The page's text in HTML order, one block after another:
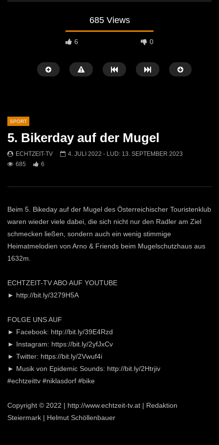
685 Views
6 0
Später Ansehen
60 Jahre FC Kammern – Ein Jubiläum
ECHTZEIT-TV
29. JUNI 2026
ECHTZEIT-TV
1.
SPORT
5. Bikerday auf der Mugel
ECHTZEIT-TV 4. JULI 2022 - LUD: 13. SEPTEMBER 2023
685
6
Beim 5. Bikeday auf der Mugel des Österreichischer Touristenklub
waren wieder viele dabei, die sich nicht nur den Radler am Ziel
schmecken ließen, sondern auch ein wenig stimmige
Heimatmelodien von Arno & Friends beim Mugelschutzhaus aus
1632m.
ECHTZEIT-TV ABO AUF YOUTUBE
► http://bit.ly/3279H5A
FOLGE UNS AUF
► Facebook: http://bit.ly/39E4Rzd
► Instagram: https://bit.ly/2yfJxCv
► Twitter: https://bit.ly/2Vwuf4i
► Musik von Epidemic Sounds: http://bit.ly/2Htrjiv
#echtzeittv #niklasdorf #bike
Copyright © 2022 | http://www.echtzeit-tv.at | Redaktion
Steiermark | Helmut Schöllenbauer